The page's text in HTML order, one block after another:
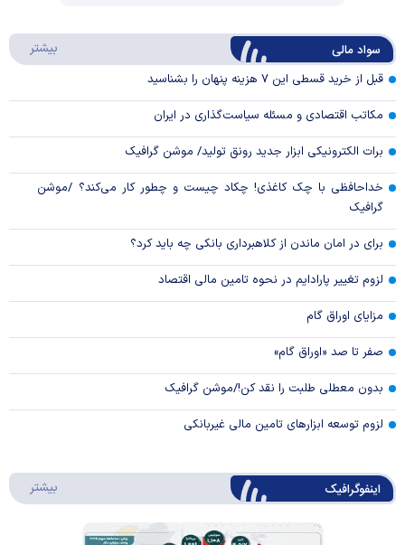
Video
سواد مالی بیشتر
قبل از خرید قسطی این ۷ هزینه پنهان را بشناسید
مکاتب اقتصادی و مسئله سیاست‌گذاری در ایران
برات الکترونیکی ابزار جدید رونق تولید/ موشن گرافیک
خداحافظی با چک کاغذی! چکاد چیست و چطور کار می‌کند؟ /موشن
گرافیک
برای در امان ماندن از کلاهبرداری بانکی چه باید کرد؟
لزوم تغییر پارادایم در نحوه تامین مالی اقتصاد
مزایای اوراق گام
صفر تا صد «اوراق گام»
بدون معطلی طلبت را نقد کن!/موشن گرافیک
لزوم توسعه ابزارهای تامین مالی غیربانکی
اینفوگرافیک بیشتر